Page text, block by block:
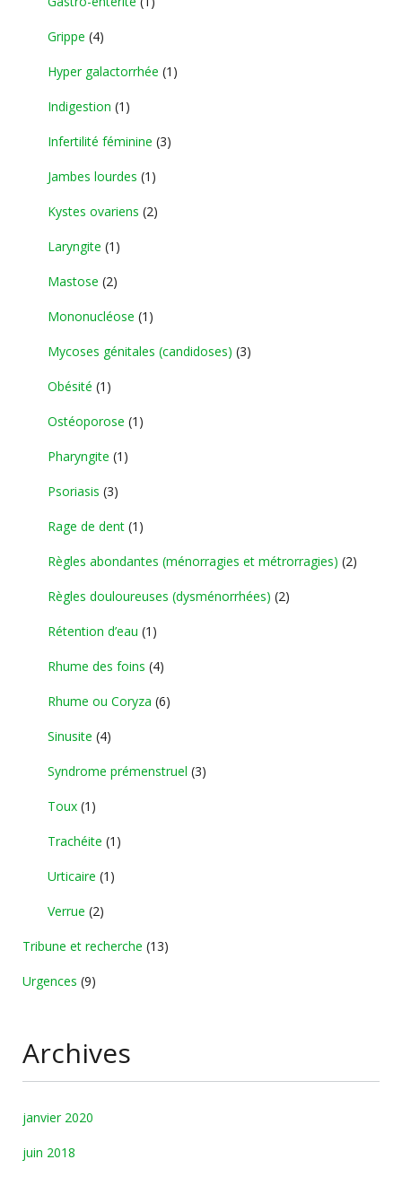
Grippe (4)
Hyper galactorrhée (1)
Indigestion (1)
Infertilité féminine (3)
Jambes lourdes (1)
Kystes ovariens (2)
Laryngite (1)
Mastose (2)
Mononucléose (1)
Mycoses génitales (candidoses) (3)
Obésité (1)
Ostéoporose (1)
Pharyngite (1)
Psoriasis (3)
Rage de dent (1)
Règles abondantes (ménorragies et métrorragies) (2)
Règles douloureuses (dysménorrhées) (2)
Rétention d’eau (1)
Rhume des foins (4)
Rhume ou Coryza (6)
Sinusite (4)
Syndrome prémenstruel (3)
Toux (1)
Trachéite (1)
Urticaire (1)
Verrue (2)
Tribune et recherche (13)
Urgences (9)
Archives
janvier 2020
juin 2018